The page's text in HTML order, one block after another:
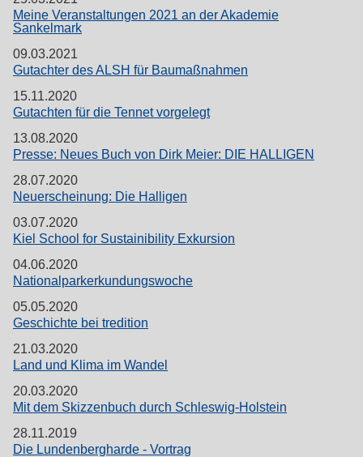
Meine Veranstaltungen 2021 an der Akademie
Sankelmark
09.03.2021
Gutachter des ALSH für Baumaßnahmen
15.11.2020
Gutachten für die Tennet vorgelegt
13.08.2020
Presse: Neues Buch von Dirk Meier: DIE HALLIGEN
28.07.2020
Neuerscheinung: Die Halligen
03.07.2020
Kiel School for Sustainibility Exkursion
04.06.2020
Nationalparkerkundungswoche
05.05.2020
Geschichte bei tredition
21.03.2020
Land und Klima im Wandel
20.03.2020
Mit dem Skizzenbuch durch Schleswig-Holstein
28.11.2019
Die Lundenbergharde - Vortrag